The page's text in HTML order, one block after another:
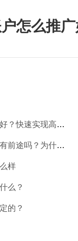
怎么推
现高回报哪家强？
为什么待遇那么高
样
么？
的？